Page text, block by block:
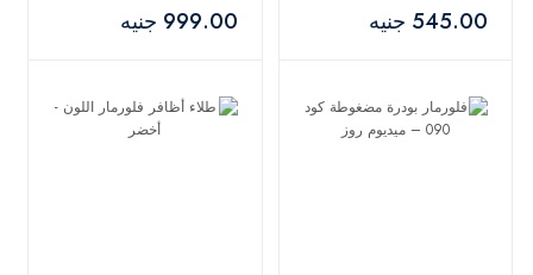
545.00 جنيه 999.00 جنيه